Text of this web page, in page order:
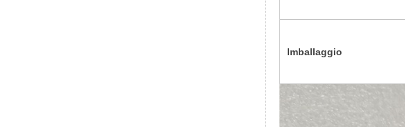
Imballaggio